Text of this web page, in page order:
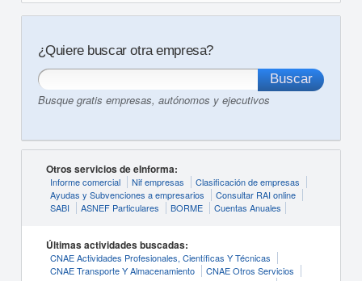
¿Quiere buscar otra empresa?
Busque gratis empresas, autónomos y ejecutivos
Otros servicios de eInforma:
Informe comercial Nif empresas
Clasificación de empresas
Ayudas y Subvenciones a empresarios
Consultar RAI online
SABI
ASNEF Particulares BORME Cuentas Anuales
Últimas actividades buscadas:
CNAE Actividades Profesionales, Científicas Y Técnicas
CNAE Transporte Y Almacenamiento
CNAE Otros Servicios